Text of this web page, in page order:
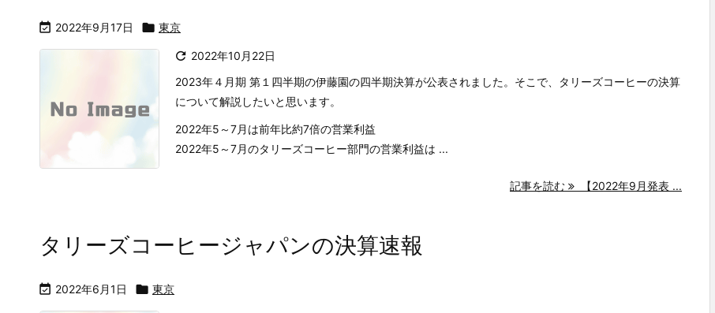
 2022年9月17日  東京
 2022年10月22日
2023年４月期 第１四半期の伊藤園の四半期決算が公表されました。そこで、タリーズコーヒーの決算
について解説したいと思います。
2022年5～7月は前年比約7倍の営業利益
2022年5～7月のタリーズコーヒー部門の営業利益は ...
記事を読む 【2022年9月発表 ...
タリーズコーヒージャパンの決算速報
 2022年6月1日  東京